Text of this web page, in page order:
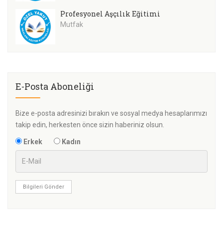
Profesyonel Aşçılık Eğitimi
Mutfak
E-Posta Aboneliği
Bize e-posta adresinizi bırakın ve sosyal medya hesaplarımızı
takip edin, herkesten önce sizin haberiniz olsun.
Erkek Kadın
Bilgileri Gönder